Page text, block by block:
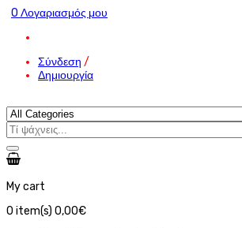
O Λογαριασμός μου
Σύνδεση /
Δημιουργία
My cart
0 item(s) 0,00€